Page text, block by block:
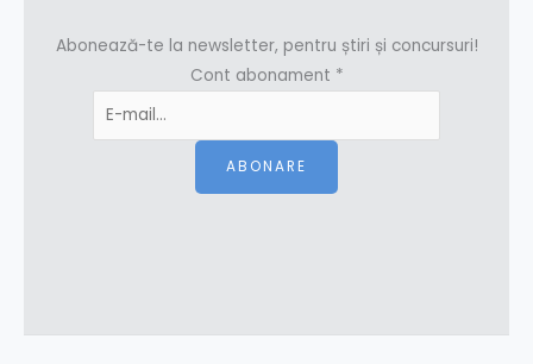
Abonează-te la newsletter, pentru știri și concursuri!
Cont abonament *
ABONARE